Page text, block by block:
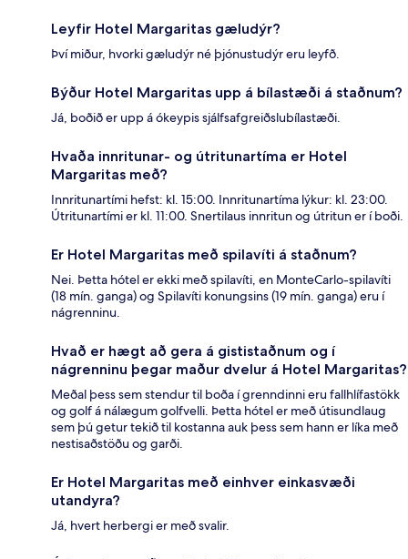
Leyfir Hotel Margaritas gæludýr?
Því miður, hvorki gæludýr né þjónustudýr eru leyfð.
Býður Hotel Margaritas upp á bílastæði á staðnum?
Já, boðið er upp á ókeypis sjálfsafgreiðslubílastæði.
Hvaða innritunar- og útritunartíma er Hotel
Margaritas með?
Innritunartími hefst: kl. 15:00. Innritunartíma lýkur: kl. 23:00.
Útritunartími er kl. 11:00. Snertilaus innritun og útritun er í boði.
Er Hotel Margaritas með spilavíti á staðnum?
Nei. Þetta hótel er ekki með spilavíti, en MonteCarlo-spilavíti
(18 mín. ganga) og Spilavíti konungsins (19 mín. ganga) eru í
nágrenninu.
Hvað er hægt að gera á gististaðnum og í
nágrenninu þegar maður dvelur á Hotel Margaritas?
Meðal þess sem stendur til boða í grenndinni eru fallhlífastökk
og golf á nálægum golfvelli. Þetta hótel er með útisundlaug
sem þú getur tekið til kostanna auk þess sem hann er líka með
nestisaðstöðu og garði.
Er Hotel Margaritas með einhver einkasvæði
utandyra?
Já, hvert herbergi er með svalir.